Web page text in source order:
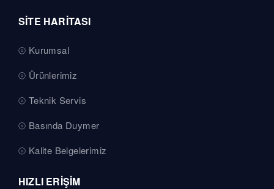
SİTE HARİTASI
Kurumsal
Ürünlerimiz
Teknik Servis
Basında Duymer
Kalite Belgelerimiz
HIZLI ERİŞİM